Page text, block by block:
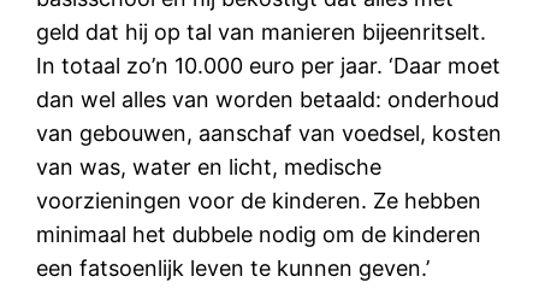
geld dat hij op tal van manieren bijeenritselt.
In totaal zo’n 10.000 euro per jaar. ‘Daar moet
dan wel alles van worden betaald: onderhoud
van gebouwen, aanschaf van voedsel, kosten
van was, water en licht, medische
voorzieningen voor de kinderen. Ze hebben
minimaal het dubbele nodig om de kinderen
een fatsoenlijk leven te kunnen geven.’